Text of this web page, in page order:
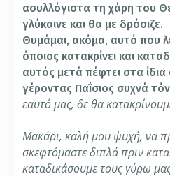
ασυλλόγιστα τη χάρη του
γλύκαινε και θα με δρόσιζε.
Θυμάμαι, ακόμα, αυτό που
όποιος κατακρίνει και
αυτός μετά πέφτει στα
γέροντας Παΐσιος συχνά
εαυτό μας, δε θα
Μακάρι, καλή μου ψυχή, να
σκεφτόμαστε διπλά πριν
καταδικάσουμε τους γύρω